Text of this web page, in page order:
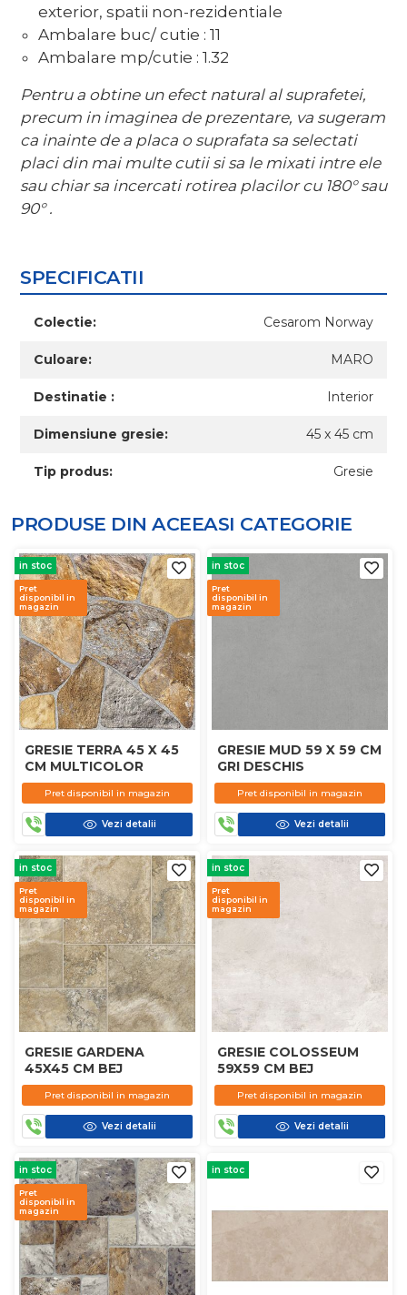
exterior, spatii non-rezidentiale
Ambalare buc/ cutie : 11
Ambalare mp/cutie : 1.32
Pentru a obtine un efect natural al suprafetei,
precum in imaginea de prezentare, va sugeram
ca inainte de a placa o suprafata sa selectati
placi din mai multe cutii si sa le mixati intre ele
sau chiar sa incercati rotirea placilor cu 180°sau
90°.
SPECIFICATII
Colectie: Cesarom Norway
Culoare: MARO
Destinatie : Interior
Dimensiune gresie: 45 x 45 cm
Tip produs: Gresie
PRODUSE DIN ACEEASI CATEGORIE
in stoc
Pret
disponibil in
magazin
GRESIE TERRA 45 X 45
CM MULTICOLOR
Pret disponibil in magazin
Vezi detalii
in stoc
Pret
disponibil in
magazin
GRESIE MUD 59 X 59 CM
GRI DESCHIS
Pret disponibil in magazin
Vezi detalii
in stoc
Pret
disponibil in
magazin
GRESIE GARDENA
45X45 CM BEJ
Pret disponibil in magazin
Vezi detalii
in stoc
Pret
disponibil in
magazin
GRESIE COLOSSEUM
59X59 CM BEJ
Pret disponibil in magazin
Vezi detalii
in stoc
Pret
disponibil in
magazin
in stoc